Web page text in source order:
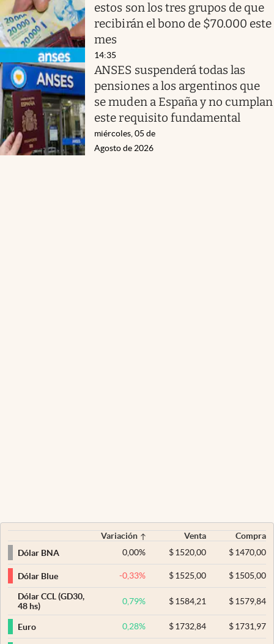
estos son los tres grupos de que
recibirán el bono de $70.000 este
mes
14:35
ANSES suspenderá todas las
pensiones a los argentinos que
se muden a España y no cumplan
este requisito fundamental
miércoles, 05 de
Agosto de 2026
Variación Venta
Compra
Dólar BNA
0,00% $ 1520,00 $1470,00
Dólar Blue -0,33% $ 1525,00 $1505,00
Dólar CCL (GD30,
48 hs)
0,79% $ 1584,21 $1579,84
Euro 0,28% $ 1732,84 $1731,97